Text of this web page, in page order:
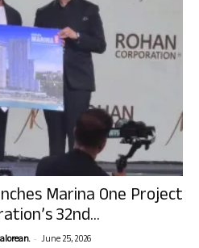
Marina One Project
32nd...
- June 25, 2026